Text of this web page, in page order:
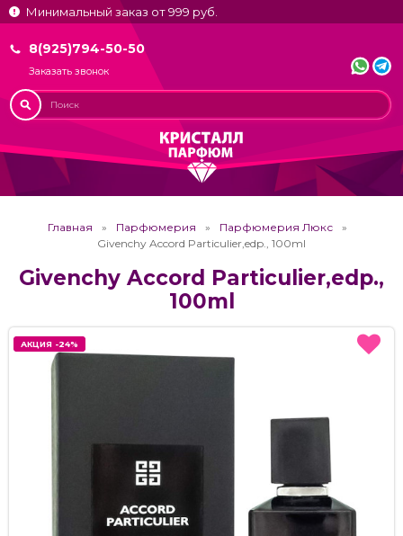
Минимальный заказ от 999 руб.
8(925)794-50-50
Заказать звонок
Главная Парфюмерия
Парфюмерия Люкс
Givenchy Accord Particulier,edp., 100ml
Givenchy Accord Particulier,edp.,
100ml
АКЦИЯ -24%
АКЦИЯ -24%